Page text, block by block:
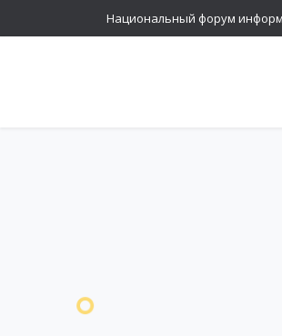
Национальный форум